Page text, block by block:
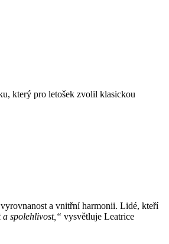
který pro letošek zvolil klasickou
a vnitřní harmonii. Lidé, kteří
a spolehlivost,“ vysvětluje Leatrice